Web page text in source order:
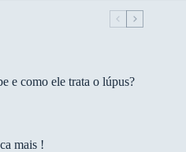
e como ele trata o lúpus?
mais !